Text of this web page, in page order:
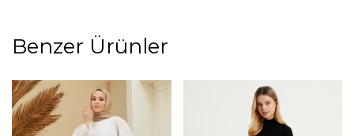
Benzer Ürünler